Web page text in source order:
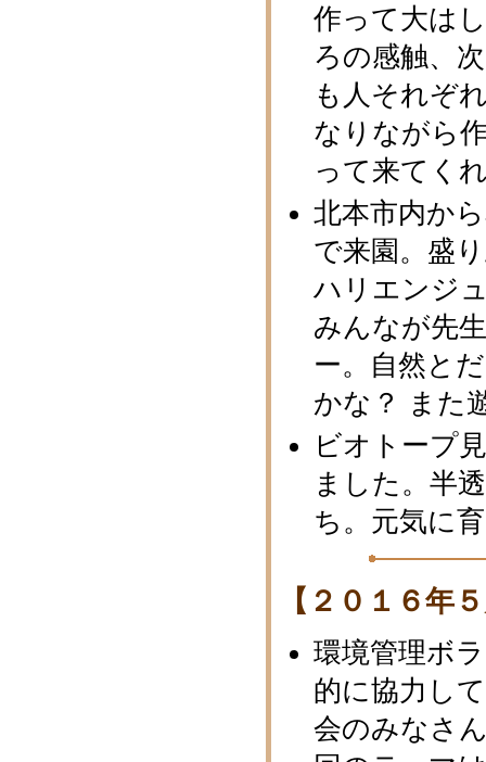
作って大は
ろの感触、
も人それぞ
なりながら
って来てく
北本市内か
で来園。盛
ハリエンジ
みんなが先
ー。自然と
かな？ また
ビオトープ
ました。半
ち。元気に
【２０１６年
環境管理ボ
的に協力し
会のみなさ